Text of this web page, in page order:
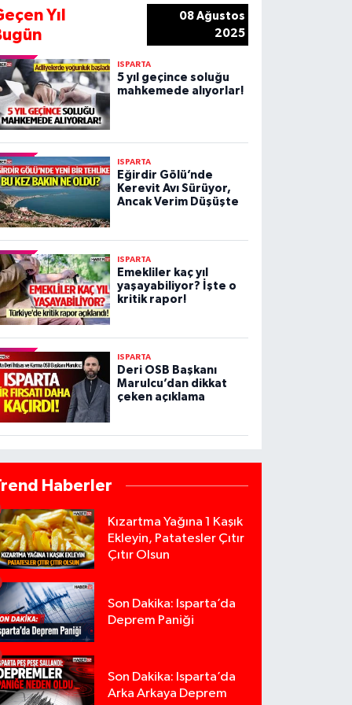
Yıl
08 Ağustos
2025
ISPARTA
5 yıl geçince soluğu
mahkemede alıyorlar!
ISPARTA
Eğirdir Gölü’nde
Kerevit Avı Sürüyor,
Ancak Verim Düşüşte
ISPARTA
Emekliler kaç yıl
yaşayabiliyor? İşte o
kritik rapor!
ISPARTA
Deri OSB Başkanı
Marulcu’dan dikkat
çeken açıklama
Haberler
Kızartma Yağına 1 Kaşık
Ekleyin, Patatesler Çıtır
Çıtır Olsun
Son Dakika: Isparta’da
Deprem Paniği
Son Dakika: Isparta’da
Arka Arkaya Deprem